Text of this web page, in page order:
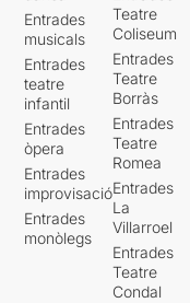
Entrades
musicals
Entrades
teatre
infantil
Entrades
òpera
Entrades
improvisació
Entrades
monòlegs
Teatre
Coliseum
Entrades
Teatre
Borràs
Entrades
Teatre
Romea
Entrades
La
Villarroel
Entrades
Teatre
Condal